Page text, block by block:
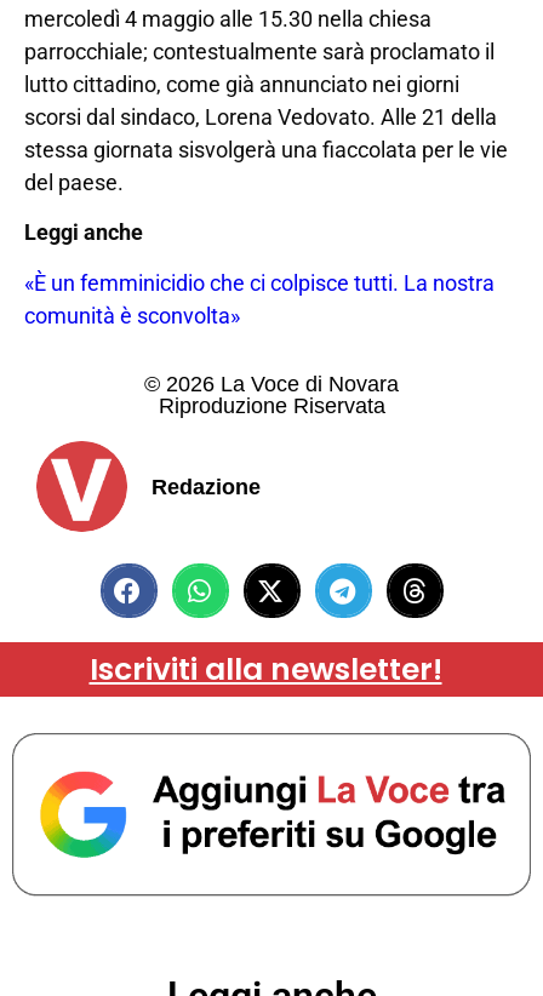
mercoledì 4 maggio alle 15.30 nella chiesa
parrocchiale; contestualmente sarà proclamato il
lutto cittadino, come già annunciato nei giorni
scorsi dal sindaco, Lorena Vedovato. Alle 21 della
stessa giornata sisvolgerà una fiaccolata per le vie
del paese.
Leggi anche
«È un femminicidio che ci colpisce tutti. La nostra
comunità è sconvolta»
© 2026 La Voce di Novara
Riproduzione Riservata
Redazione
Iscriviti alla newsletter!